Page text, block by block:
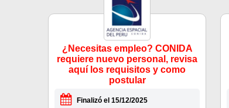
¿Necesitas empleo? CONIDA
requiere nuevo personal, revisa
aquí los requisitos y como
postular
Finalizó el 15/12/2025